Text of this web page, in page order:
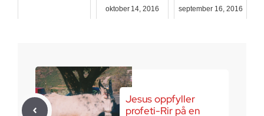
oktober 14, 2016 september 16, 2016
Jesus oppfyller
profeti-Rir på en